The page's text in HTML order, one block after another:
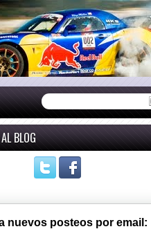
BLOG
nuevos posteos por email: